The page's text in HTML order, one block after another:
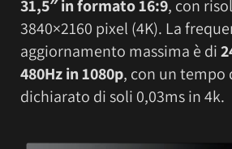
31,5″ in formato 16:9, con
3840×2160 pixel (4K). La
aggiornamento massima è di
480Hz in 1080p, con un tempo
dichiarato di soli 0,03ms in 4k.